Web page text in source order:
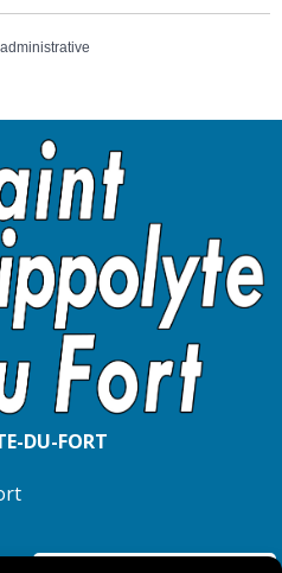
DU-FORT